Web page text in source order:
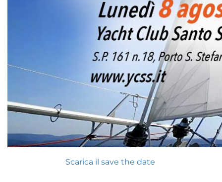
Scarica il save the date